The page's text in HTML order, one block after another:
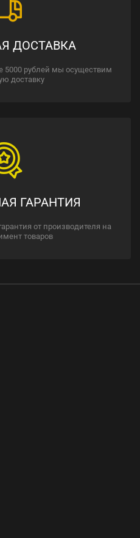
ДОСТАВКА
5000 рублей мы осуществим
доставку
ГАРАНТИЯ
от производителя на
товаров